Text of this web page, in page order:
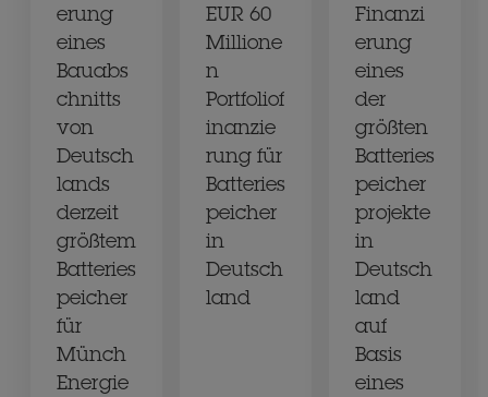
erung
eines
Bauabs
chnitts
von
Deutsch
lands
derzeit
größtem
Batteries
peicher
für
Münch
Energie
EUR 60
Millione
n
Portfoliof
inanzie
rung für
Batteries
peicher
in
Deutsch
land
Finanzi
erung
eines
der
größten
Batteries
peicher
projekte
in
Deutsch
land
auf
Basis
eines